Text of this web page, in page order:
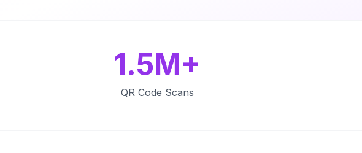
1.5M+
QR Code Scans